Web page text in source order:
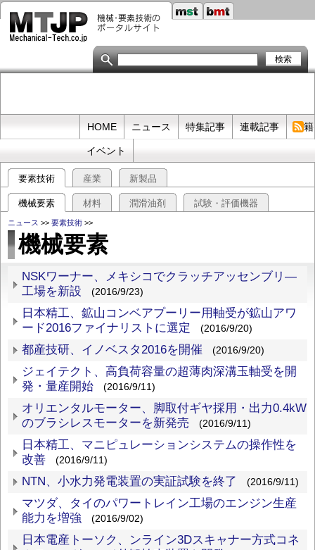
メ
イ
テ
HOME ニュース 特集記事 連載記事 書
イベント
要素技術 産業 新製品
機械要素 材料 潤滑油剤 試験・評価機器
ニュース >> 要素技術 >>
機械要素
NSKワーナー、メキシコでクラッチアッセンブリ―
工場を新設
(2016/9/23)
日本精工、鉱山コンベアプーリー用軸受が鉱山アワ
ード2016ファイナリストに選定
(2016/9/20)
都産技研、イノベスタ2016を開催 (2016/9/20)
ジェイテクト、高負荷容量の超薄肉深溝玉軸受を開
発・量産開始
(2016/9/11)
オリエンタルモーター、脚取付ギヤ採用・出力0.4kW
のブラシレスモーターを新発売
(2016/9/11)
日本精工、マニピュレーションシステムの操作性を
改善
(2016/9/11)
NTN、小水力発電装置の実証試験を終了 (2016/9/11)
マツダ、タイのパワートレイン工場のエンジン生産
能力を増強
(2016/9/02)
日本電産トーソク、ンライン3Dスキャナー方式コネ